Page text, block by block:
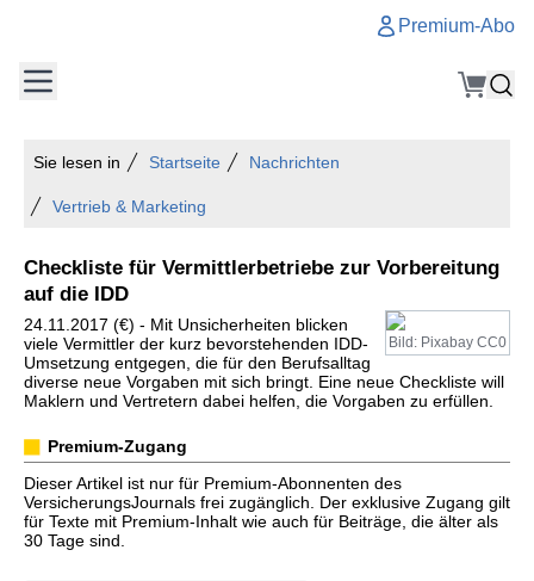
Premium-Abo
Sie lesen in Startseite Nachrichten
Vertrieb & Marketing
Checkliste für Vermittlerbetriebe zur Vorbereitung
auf die IDD
Bild: Pixabay CC0
24.11.2017 (€) - Mit Unsicherheiten blicken
viele Vermittler der kurz bevorstehenden IDD-
Umsetzung entgegen, die für den Berufsalltag
diverse neue Vorgaben mit sich bringt. Eine neue Checkliste will
Maklern und Vertretern dabei helfen, die Vorgaben zu erfüllen.
Premium-Zugang
Dieser Artikel ist nur für Premium-Abonnenten des
VersicherungsJournals frei zugänglich. Der exklusive Zugang gilt
für Texte mit Premium-Inhalt wie auch für Beiträge, die älter als
30 Tage sind.